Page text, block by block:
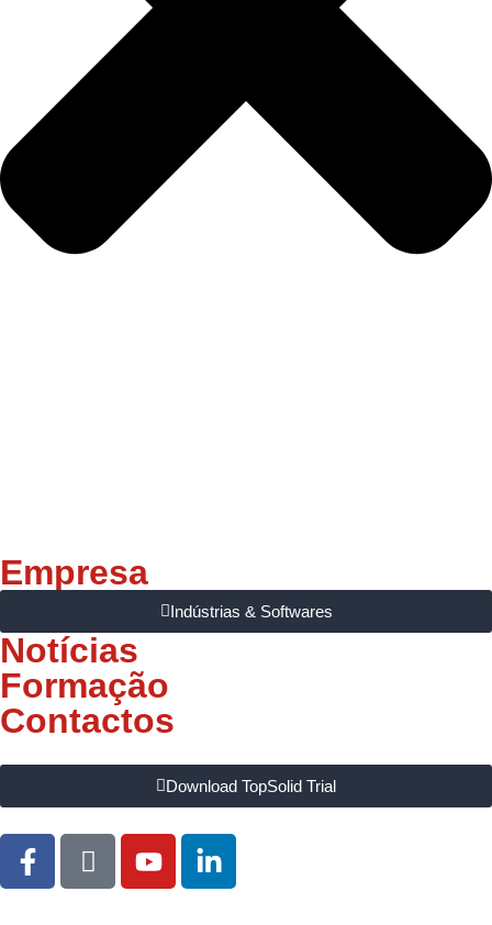
Empresa
Indústrias & Softwares
Notícias
Formação
Contactos
Download TopSolid Trial